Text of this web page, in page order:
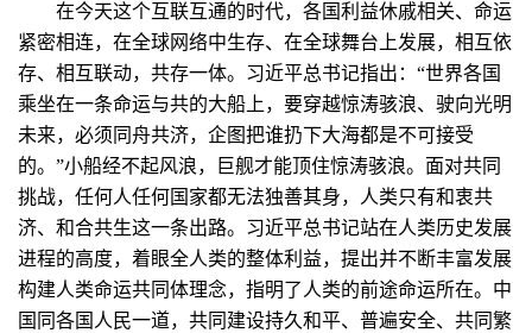
在今天这个互联互通的时代，各国利益休戚相关、命运
紧密相连，在全球网络中生存、在全球舞台上发展，相互依
存、相互联动，共存一体。习近平总书记指出：“世界各国
乘坐在一条命运与共的大船上，要穿越惊涛骇浪、驶向光明
未来，必须同舟共济，企图把谁扔下大海都是不可接受
的。”小船经不起风浪，巨舰才能顶住惊涛骇浪。面对共同
挑战，任何人任何国家都无法独善其身，人类只有和衷共
济、和合共生这一条出路。习近平总书记站在人类历史发展
进程的高度，着眼全人类的整体利益，提出并不断丰富发展
构建人类命运共同体理念，指明了人类的前途命运所在。中
国同各国人民一道，共同建设持久和平、普遍安全、共同繁